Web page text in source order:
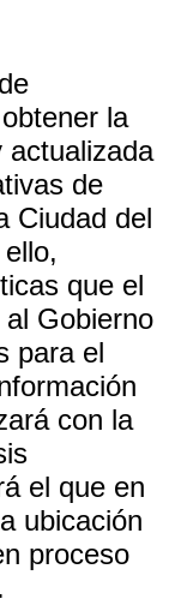
la
actualizada
de
Ciudad del
que el
Gobierno
para el
con la
el que en
ubicación
proceso